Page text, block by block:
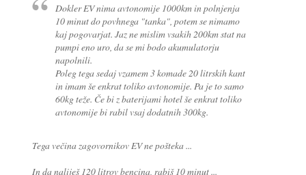
Dokler EV nima avtonomije 1000km in polnjenja
10 minut do povhnega "tanka", potem se nimamo
kaj pogovarjat. Jaz ne mislim vsakih 200km stat na
pumpi eno uro, da se mi bodo akumulatorju
napolnili.
Poleg tega sedaj vzamem 3 komade 20 litrskih kant
in imam še enkrat toliko avtonomije. Pa je to samo
60kg teže. Če bi z baterijami hotel še enkrat toliko
avtonomije bi rabil vsaj dodatnih 300kg.
Tega večina zagovornikov EV ne pošteka ...
In da naliješ 120 litrov bencina, rabiš 10 minut ...